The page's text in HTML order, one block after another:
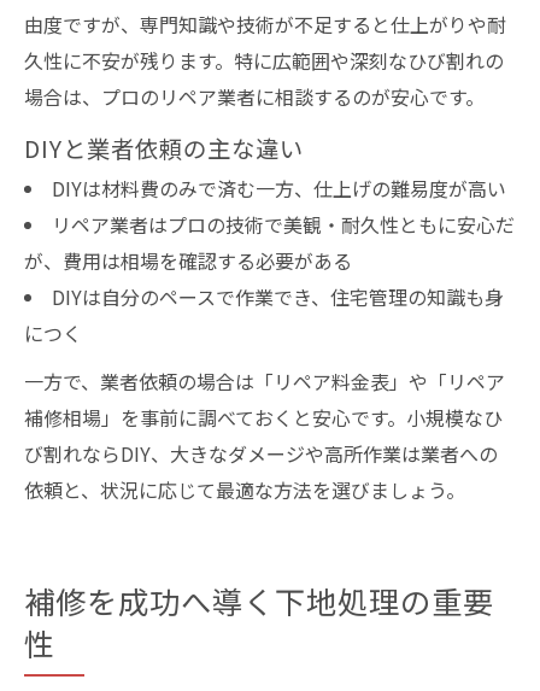
由度ですが、専門知識や技術が不足すると仕上がりや耐
久性に不安が残ります。特に広範囲や深刻なひび割れの
場合は、プロのリペア業者に相談するのが安心です。
DIYと業者依頼の主な違い
DIYは材料費のみで済む一方、仕上げの難易度が高い
リペア業者はプロの技術で美観・耐久性ともに安心だ
が、費用は相場を確認する必要がある
DIYは自分のペースで作業でき、住宅管理の知識も身
につく
一方で、業者依頼の場合は「リペア料金表」や「リペア
補修相場」を事前に調べておくと安心です。小規模なひ
び割れならDIY、大きなダメージや高所作業は業者への
依頼と、状況に応じて最適な方法を選びましょう。
補修を成功へ導く下地処理の重要
性